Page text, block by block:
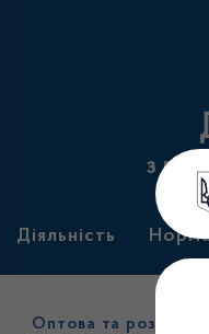
з
Діяльність
Оптова та